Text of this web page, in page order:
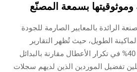
وموثوقيتها بسمعة المصنّع
الرائدة بالمعايير الصارمة للجودة
الطويل، حيث تُظهر التقارير
الصناعية انخفاضًا بنسبة 40% في تكرار الأعطال مقارنة بالبدائل
تفضيل الموردين الذين لديهم سجلات